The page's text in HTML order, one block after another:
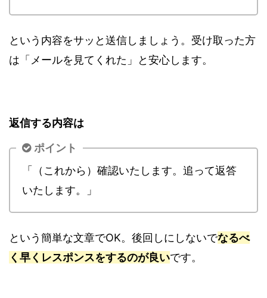
という内容をサッと送信しましょう。受け取った方
は「メールを見てくれた」と安心します。
返信する内容は
ポイント
「（これから）確認いたします。追って返答
いたします。」
という簡単な文章でOK。後回しにしないでなるべ
く早くレスポンスをするのが良いです。